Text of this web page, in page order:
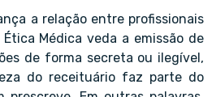
a relação entre profissionais
Médica veda a emissão de
de forma secreta ou ilegível,
do receituário faz parte do